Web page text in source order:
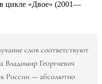
цикле «Двое» (2001—
слов соответствуют
Владимир Георгиевич
России — абсолютно